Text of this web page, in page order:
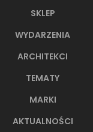
SKLEP
WYDARZENIA
ARCHITEKCI
TEMATY
MARKI
AKTUALNOŚCI